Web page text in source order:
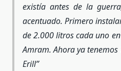
existía antes de la
acentuado. Primero
de 2.000 litros cada uno
Amram. Ahora ya tenemos
Erill